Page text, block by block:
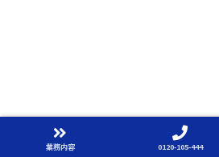
業務内容 0120-105-444